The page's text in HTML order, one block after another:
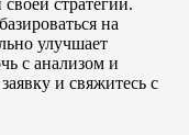
на
улучшает
с анализом и
и свяжитесь с